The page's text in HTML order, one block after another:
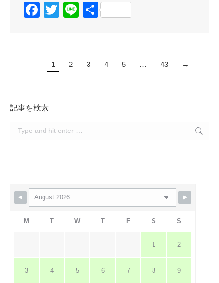
Facebook
Twitter
Line共
1 2 3 4 5 … 43 →
記事を検索
Search:
M T W T F S S
1 2
3 4 5 6 7 8 9